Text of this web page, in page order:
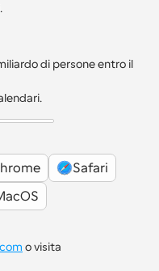
di persone entro il
Safari